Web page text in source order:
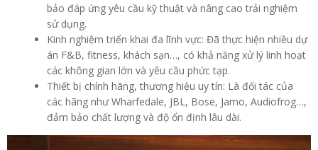
bảo đáp ứng yêu cầu kỹ thuật và nâng cao trải nghiệm
sử dụng.
Kinh nghiệm triển khai đa lĩnh vực: Đã thực hiện nhiều dự
án F&B, fitness, khách sạn…, có khả năng xử lý linh hoạt
các không gian lớn và yêu cầu phức tạp.
Thiết bị chính hãng, thương hiệu uy tín: Là đối tác của
các hãng như Wharfedale, JBL, Bose, Jamo, Audiofrog…,
đảm bảo chất lượng và độ ổn định lâu dài.